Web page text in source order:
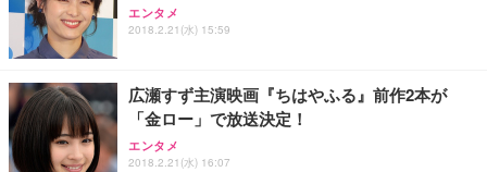
エンタメ
2018.2.21(水) 15:59
広瀬すず主演映画『ちはやふる』前作2本が
「金ロー」で放送決定！
エンタメ
2018.2.21(水) 16:07